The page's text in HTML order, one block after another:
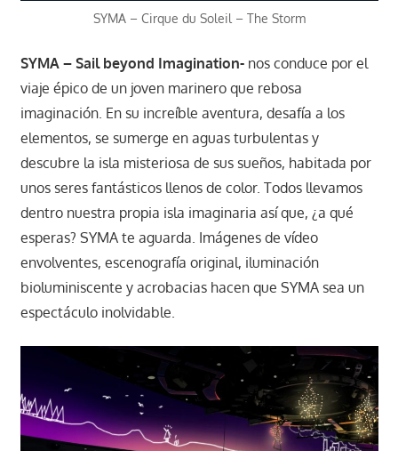
SYMA – Cirque du Soleil – The Storm
SYMA – Sail beyond Imagination-nos conduce por el
viaje épico de un joven marinero que rebosa
imaginación. En su increíble aventura, desafía a los
elementos, se sumerge en aguas turbulentas y
descubre la isla misteriosa de sus sueños, habitada por
unos seres fantásticos llenos de color. Todos llevamos
dentro nuestra propia isla imaginaria así que, ¿a qué
esperas? SYMA te aguarda. Imágenes de vídeo
envolventes, escenografía original, iluminación
bioluminiscente y acrobacias hacen que SYMA sea un
espectáculo inolvidable.